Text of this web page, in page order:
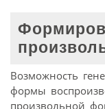
Возможность
формы
произвольной